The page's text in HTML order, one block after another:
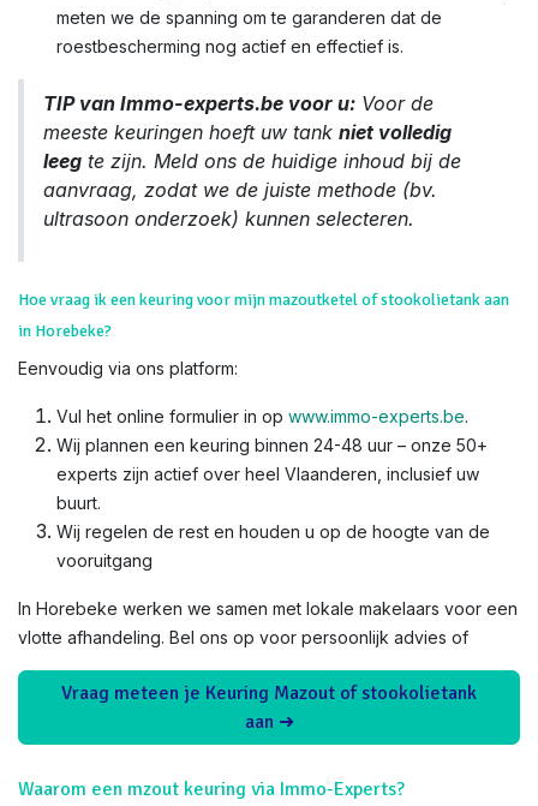
meten we de spanning om te garanderen dat de
roestbescherming nog actief en effectief is.
TIP van Immo-experts.be voor u: Voor de
meeste keuringen hoeft uw tank niet volledig
leeg te zijn. Meld ons de huidige inhoud bij de
aanvraag, zodat we de juiste methode (bv.
ultrasoon onderzoek) kunnen selecteren.
Hoe vraag ik een keuring voor mijn mazoutketel of stookolietank aan
in Horebeke?
Eenvoudig via ons platform:
Vul het online formulier in op www.immo-experts.be.
Wij plannen een keuring binnen 24-48 uur – onze 50+
experts zijn actief over heel Vlaanderen, inclusief uw
buurt.
Wij regelen de rest en houden u op de hoogte van de
vooruitgang
In Horebeke werken we samen met lokale makelaars voor een
vlotte afhandeling. Bel ons op voor persoonlijk advies of
Vraag meteen je Keuring Mazout of stookolietank
aan ➜
Waarom een mzout keuring via Immo-Experts?